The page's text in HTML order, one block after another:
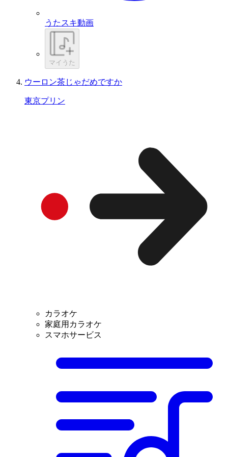
うたスキ動画
マイうた
ウーロン茶じゃだめですか
東京プリン
カラオケ
家庭用カラオケ
スマホサービス